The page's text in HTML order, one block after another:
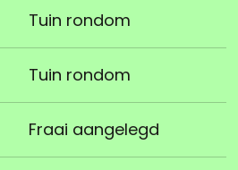
Tuin rondom
Tuin rondom
Fraai aangelegd